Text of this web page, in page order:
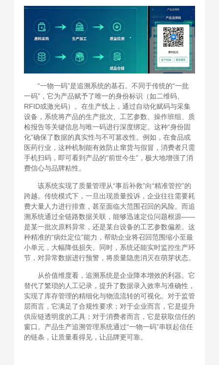
“一物一码”是追溯系统的基石。不同于传统的“一批
一码”，它为产品赋予了唯一的身份标识（如二维码、
RFID或激光码）。在生产线上，通过自动化赋码与采集
设备，系统将产品的生产批次、工艺参数、操作班组、质
检报告等关键信息与唯一码进行深度绑定。这种“身份固
化”确保了数据的真实性与不可篡改性。例如，在食品或
医药行业，这种机制能有效防止窜货与假冒，消费者只需
手机扫码，即可看到产品的“前世今生”，极大地增强了消
费信心与品牌粘性。
该系统实现了质量管理从“事后补救”向“精准管控”的
跨越。传统模式下，一旦出现质量投诉，企业往往需要耗
费大量人力进行排查，甚至面临大范围召回的风险。而追
溯系统通过全链路数据关联，能够迅速定位问题根源——
是某一批次原料异常，还是某台设备的工艺参数偏差。这
种精准的“病灶定位”能力，帮助企业将召回范围缩小至最
小单元，大幅降低损失。同时，系统还能实时监控生产环
节，对异常数据进行预警，将质量隐患消灭在萌芽状态。
从价值维度看，追溯系统是企业降本增效的利器。它
替代了繁琐的人工记录，提升了数据录入效率与准确性，
实现了库存管理的精细化与物流流转的可视化。对于监管
层而言，它满足了合规性要求；对于企业而言，它是提升
供应链透明度的工具；对于消费者而言，它是获取信任的
窗口。产品生产追溯管理系统通过“一物一码”串联起信任
的链条，让质量看得见，让品牌更可靠。